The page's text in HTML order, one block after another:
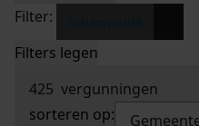
Filter:
Filters legen
425 vergunningen
sorteren op: